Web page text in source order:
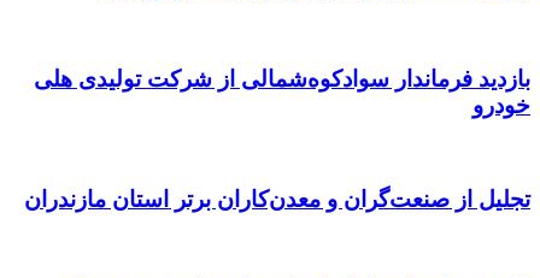
بازدید فرماندار سوادکوه‌شمالی از شرکت تولیدی هلی
خودرو
تجلیل از صنعت‌گران و معدن‌کاران برتر استان مازندران